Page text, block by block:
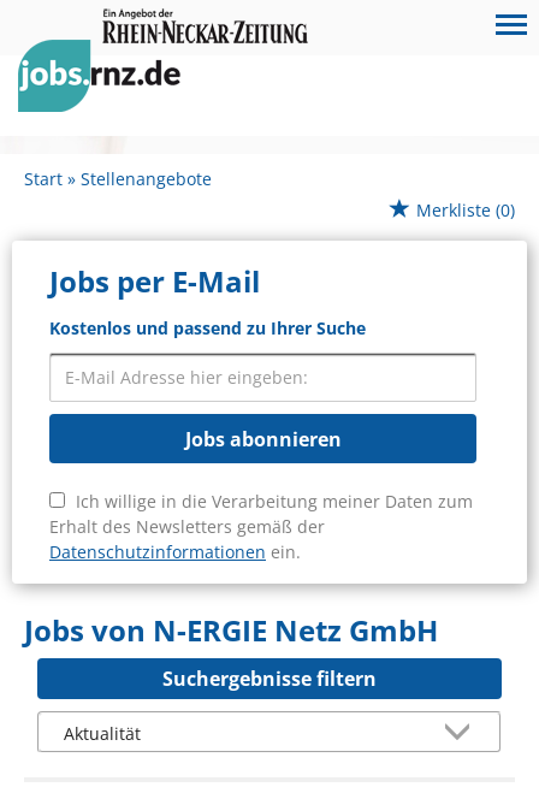
Start
Stellenangebote
Merkliste (0)
Jobs per E-Mail
Kostenlos und passend zu Ihrer Suche
Jobs abonnieren
Ich willige in die Verarbeitung meiner Daten zum
Erhalt des Newsletters gemäß der
Datenschutzinformationen ein.
Jobs von N-ERGIE Netz GmbH
Suchergebnisse filtern